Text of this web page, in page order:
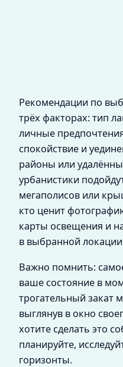
Рекомендации по
трёх факторах: тип
личные
спокойствие и
районы или
урбанистики
мегаполисов или
кто ценит
карты освещения и
в выбранной
Важно помнить:
ваше состояние в
трогательный закат
выглянув в окно
хотите сделать это
планируйте,
горизонты.